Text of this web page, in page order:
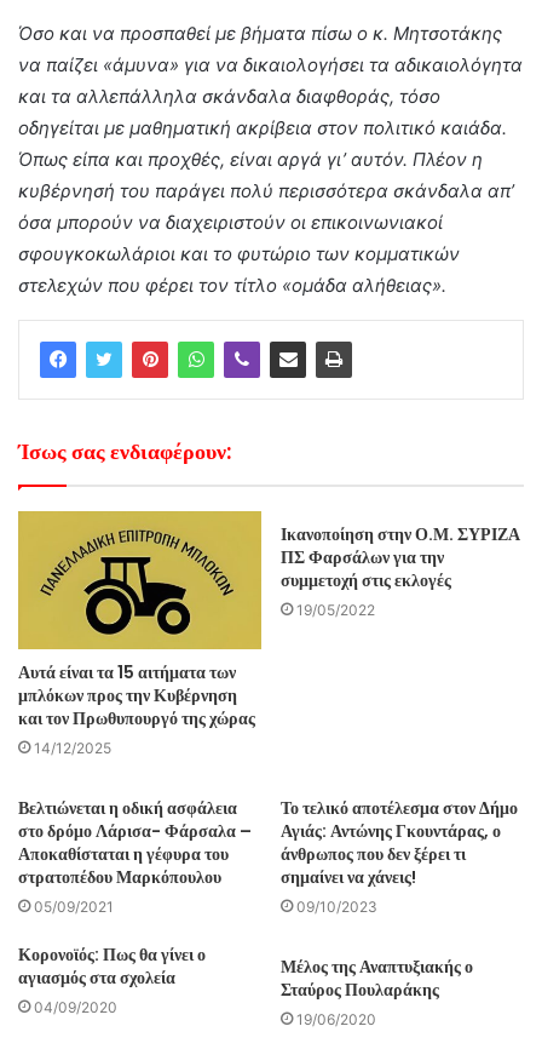
Όσο και να προσπαθεί με βήματα πίσω ο κ. Μητσοτάκης
να παίζει «άμυνα» για να δικαιολογήσει τα αδικαιολόγητα
και τα αλλεπάλληλα σκάνδαλα διαφθοράς, τόσο
οδηγείται με μαθηματική ακρίβεια στον πολιτικό καιάδα.
Όπως είπα και προχθές, είναι αργά γι’ αυτόν. Πλέον η
κυβέρνησή του παράγει πολύ περισσότερα σκάνδαλα απ’
όσα μπορούν να διαχειριστούν οι επικοινωνιακοί
σφουγκοκωλάριοι και το φυτώριο των κομματικών
στελεχών που φέρει τον τίτλο «ομάδα αλήθειας».
Ίσως σας ενδιαφέρουν:
Αυτά είναι τα 15 αιτήματα των
μπλόκων προς την Κυβέρνηση
και τον Πρωθυπουργό της χώρας
14/12/2025
Ικανοποίηση στην Ο.Μ. ΣΥΡΙΖΑ
ΠΣ Φαρσάλων για την
συμμετοχή στις εκλογές
19/05/2022
Βελτιώνεται η οδική ασφάλεια
στο δρόμο Λάρισα- Φάρσαλα –
Αποκαθίσταται η γέφυρα του
στρατοπέδου Μαρκόπουλου
05/09/2021
Το τελικό αποτέλεσμα στον Δήμο
Αγιάς: Αντώνης Γκουντάρας, ο
άνθρωπος που δεν ξέρει τι
σημαίνει να χάνεις!
09/10/2023
Κορονοϊός: Πως θα γίνει ο
αγιασμός στα σχολεία
04/09/2020
Μέλος της Αναπτυξιακής ο
Σταύρος Πουλαράκης
19/06/2020